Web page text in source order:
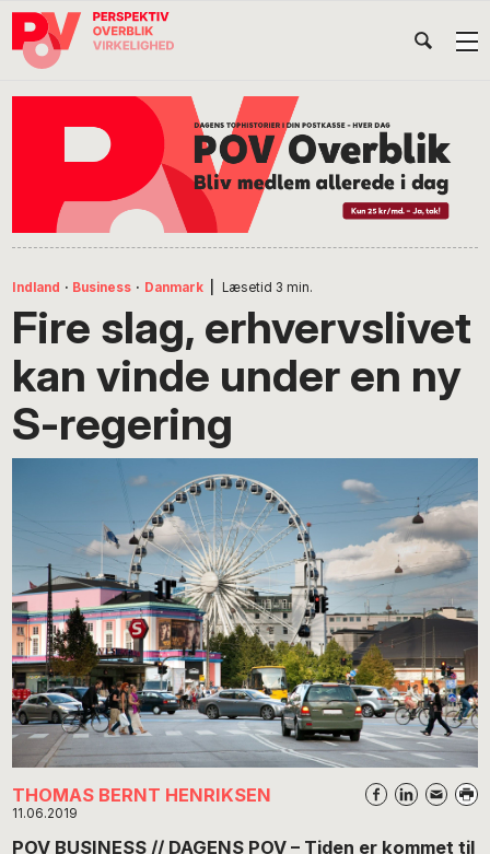
Gå
direkte
Skip
indhold
Gå
direkte
Indland · Business · Danmark Læsetid 3 min.
Fire slag, erhvervslivet
kan vinde under en ny
S-regering
THOMAS BERNT HENRIKSEN
11.06.2019
POV BUSINESS // DAGENS POV – Tiden er kommet til